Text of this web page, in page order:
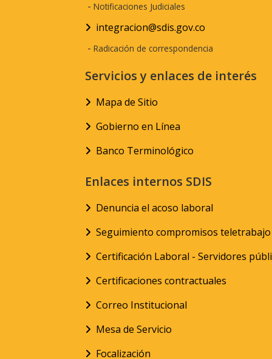
- Notificaciones Judiciales
integracion@sdis.gov.co
- Radicación de correspondencia
Servicios y enlaces de interés
Mapa de Sitio
Gobierno en Línea
Banco Terminológico
Enlaces internos SDIS
Denuncia el acoso laboral
Seguimiento compromisos teletrabajo
Certificación Laboral - Servidores
Certificaciones contractuales
Correo Institucional
Mesa de Servicio
Focalización